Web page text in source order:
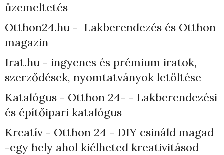
üzemeltetés
Otthon24.hu - Lakberendezés és Otthon
magazin
Irat.hu - ingyenes és prémium iratok,
szerződések, nyomtatványok letöltése
Katalógus - Otthon 24- - Lakberendezési
és építőipari katalógus
Kreatív - Otthon 24 - DIY csináld magad
-egy hely ahol kiélheted kreativitásod